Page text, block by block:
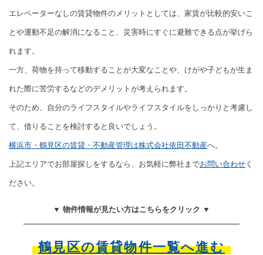
エレベーターなしの賃貸物件のメリットとしては、家賃が比較的安いこ
とや運動不足の解消になること、災害時にすぐに避難できる点が挙げら
れます。
一方、荷物を持って移動することが大変なことや、けがや子どもが生ま
れた際に苦労するなどのデメリットが考えられます。
そのため、自分のライフスタイルやライフスタイルをしっかりと考慮し
て、借りることを検討すると良いでしょう。
横浜市・鶴見区の賃貸・不動産管理は株式会社依田不動産へ。
上記エリアでお部屋探しをするなら、お気軽に弊社までお問い合わせ く
ださい。
▼ 物件情報が見たい方はこちらをクリック ▼
鶴見区の賃貸物件一覧へ進む